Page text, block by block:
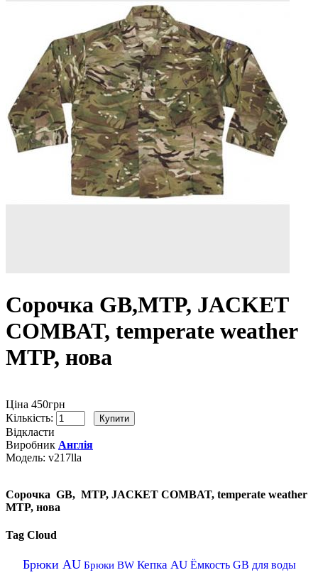
Сорочка GB,MTP, JACKET
COMBAT, temperate weather
MTP, нова
Ціна 450грн
Кількість:
Відкласти
Виробник Англія
Модель: v217lla
Сорочка GB, MTP, JACKET COMBAT, temperate weather
MTP, нова
Tag Cloud
Брюки AU Брюки BW Кепка AU Ёмкость GB для воды